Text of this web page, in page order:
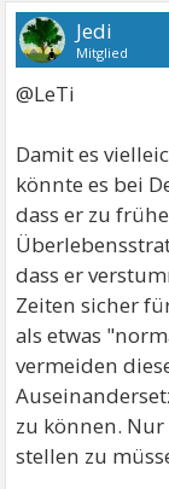
Jedi
Mitglied
@LeTi
Damit es
könnte es bei
dass er zu
dass er
Zeiten sicher
als etwas
vermeiden
zu können.
stellen zu